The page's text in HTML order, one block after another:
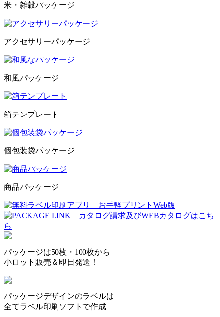
米・雑穀パッケージ
アクセサリーパッケージ
和風パッケージ
箱テンプレート
個包装袋パッケージ
商品パッケージ
パッケージは50枚・100枚から
小ロット販売＆即日発送！
パッケージデザインのラベルは
全てラベル印刷ソフトで作成！